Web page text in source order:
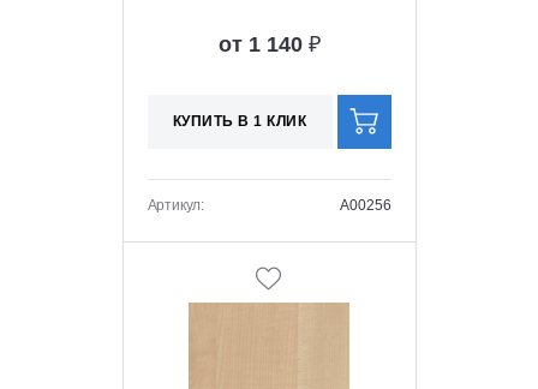
от 1 140 ₽
КУПИТЬ В 1 КЛИК
Артикул: A00256